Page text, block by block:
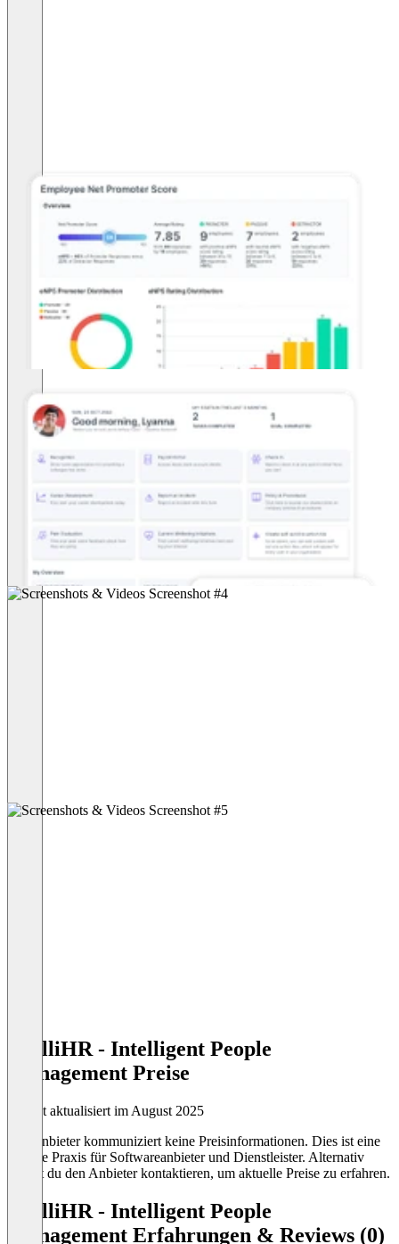
intelliHR - Intelligent People
Management Preise
Zuletzt aktualisiert im August 2025
Der Anbieter kommuniziert keine Preisinformationen. Dies ist eine
übliche Praxis für Softwareanbieter und Dienstleister. Alternativ
kannst du den Anbieter kontaktieren, um aktuelle Preise zu erfahren.
intelliHR - Intelligent People
Management Erfahrungen & Reviews (0)